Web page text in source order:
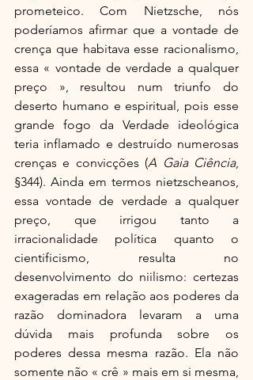
prometeico. Com Nietzsche, nós
poderíamos afirmar que a vontade de
crença que habitava esse racionalismo,
essa « vontade de verdade a qualquer
preço », resultou num triunfo do
deserto humano e espiritual, pois esse
grande fogo da Verdade ideológica
teria inflamado e destruído numerosas
crenças e convicções (A Gaia Ciência,
§344). Ainda em termos nietzscheanos,
essa vontade de verdade a qualquer
preço, que irrigou tanto a
irracionalidade política quanto o
cientificismo, resulta no
desenvolvimento do niilismo: certezas
exageradas em relação aos poderes da
razão dominadora levaram a uma
dúvida mais profunda sobre os
poderes dessa mesma razão. Ela não
somente não « crê » mais em si mesma,